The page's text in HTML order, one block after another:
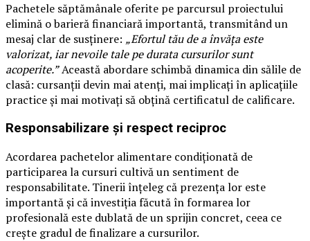
Pachetele săptămânale oferite pe parcursul proiectului
elimină o barieră financiară importantă, transmitând un
mesaj clar de susținere: „Efortul tău de a învăța este
valorizat, iar nevoile tale pe durata cursurilor sunt
acoperite.”Această abordare schimbă dinamica din sălile de
clasă: cursanții devin mai atenți, mai implicați în aplicațiile
practice și mai motivați să obțină certificatul de calificare.
Responsabilizare și respect reciproc
Acordarea pachetelor alimentare condiționată de
participarea la cursuri cultivă un sentiment de
responsabilitate. Tinerii înțeleg că prezența lor este
importantă și că investiția făcută în formarea lor
profesională este dublată de un sprijin concret, ceea ce
crește gradul de finalizare a cursurilor.